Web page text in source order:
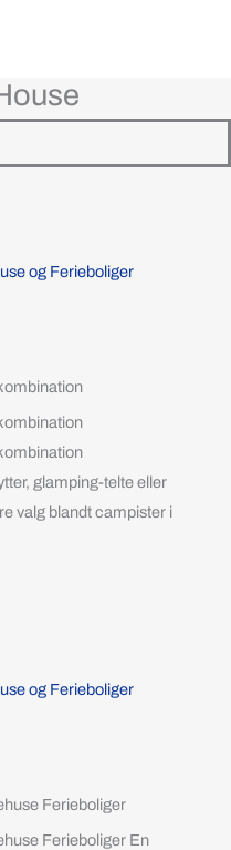
glamping-telte eller
valg blandt campister i
Ferieboliger
Ferieboliger En